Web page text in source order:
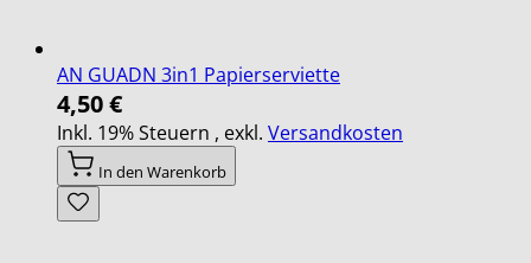
AN GUADN 3in1 Papierserviette
4,50 €
Inkl. 19% Steuern , exkl. Versandkosten
In den Warenkorb